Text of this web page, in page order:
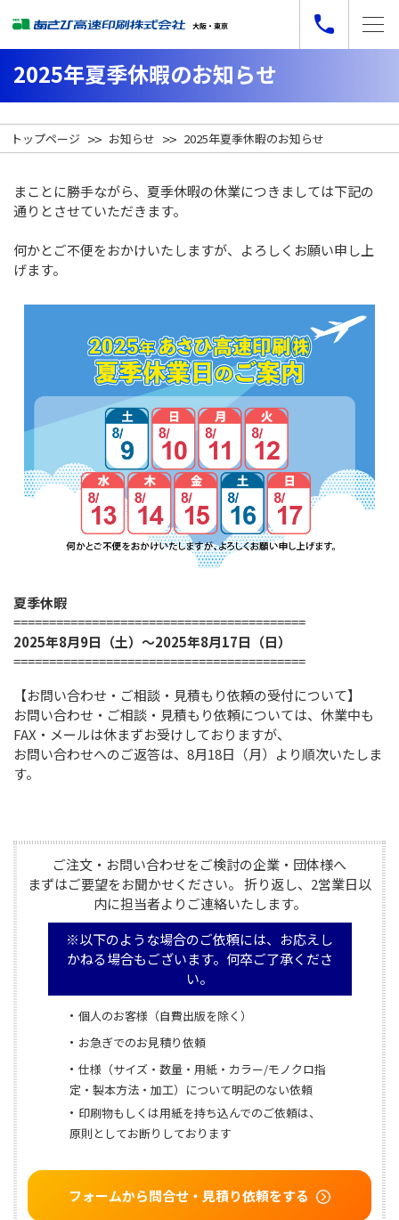
2025年夏季休暇のお知らせ
トップページ お知らせ 2025年夏季休暇のお知らせ
まことに勝手ながら、夏季休暇の休業につきましては下記の
通りとさせていただきます。
何かとご不便をおかけいたしますが、よろしくお願い申し上
げます。
夏季休暇
=========================================
2025年8月9日（土）～2025年8月17日（日）
=========================================
【お問い合わせ・ご相談・見積もり依頼の受付について】
お問い合わせ・ご相談・見積もり依頼については、休業中も
FAX・メールは休まずお受けしておりますが、
お問い合わせへのご返答は、8月18日（月）より順次いたしま
す。
ご注文・お問い合わせをご検討の企業・団体様へ
まずはご要望をお聞かせください。 折り返し、2営業日以
内に担当者よりご連絡いたします。
※以下のような場合のご依頼には、お応えし
かねる場合もございます。何卒ご了承くださ
い。
個人のお客様（自費出版を除く）
お急ぎでのお見積り依頼
仕様（サイズ・数量・用紙・カラー/モノクロ指
定・製本方法・加工）について明記のない依頼
印刷物もしくは用紙を持ち込んでのご依頼は、
原則としてお断りしております
フォームから問合せ・見積り依頼をする